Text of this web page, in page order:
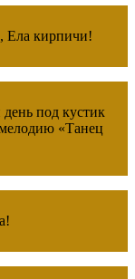
Ела кирпичи!
под кустик
«Танец